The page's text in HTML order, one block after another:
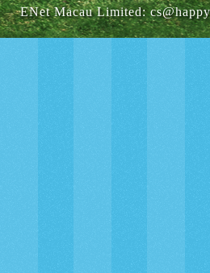
ENet Macau Limited: